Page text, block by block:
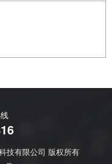
技有限公司 版权所有